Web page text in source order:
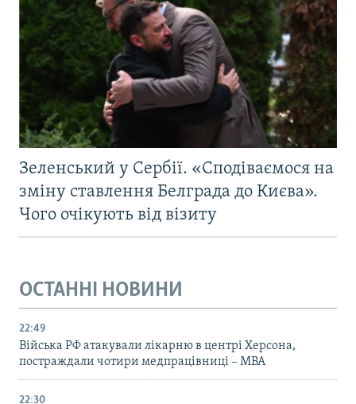
Зеленський у Сербії. «Сподіваємося на
зміну ставлення Белграда до Києва».
Чого очікують від візиту
ОСТАННІ НОВИНИ
22:49
Війська РФ атакували лікарню в центрі Херсона,
постраждали чотири медпрацівниці – МВА
22:30